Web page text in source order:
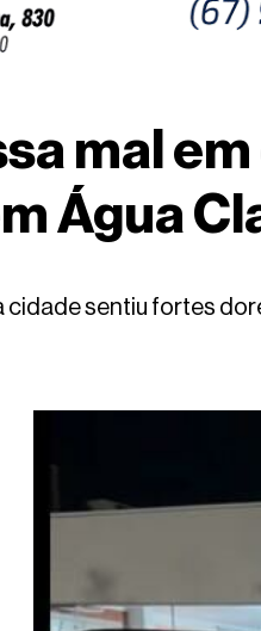
mal
Água
sentiu fortes